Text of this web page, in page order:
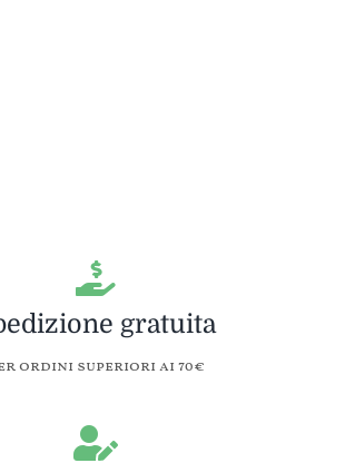
gratuita
ordini superiori ai 70€